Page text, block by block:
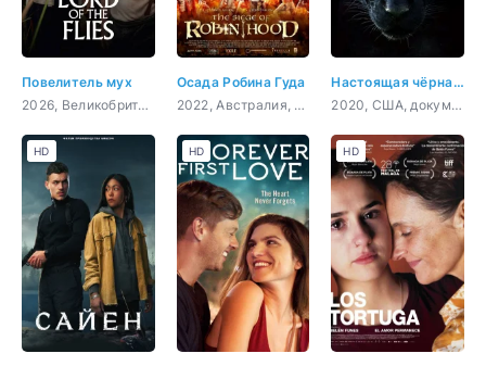
Повелитель мух
2026, Великобритания, триллер, драма
Осада Робина Гуда
2022, Австралия, боевик
Настоящая чёрная пантера
2020, США, документальный, короткометражка
HD HD HD